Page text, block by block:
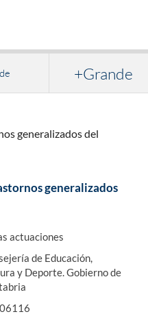
+Grande
generalizados del
generalizados
actuaciones
de Educación,
y Deporte. Gobierno de